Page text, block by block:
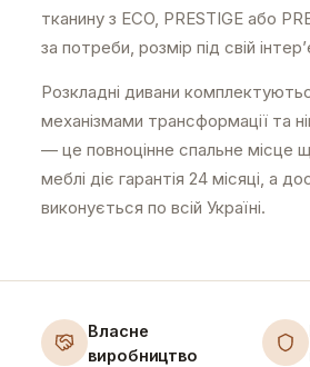
тканину з ECO, PRESTIGE або
за потреби, розмір під свій
Розкладні дивани
механізмами трансформації та
— це повноцінне спальне місце
меблі діє гарантія 24 місяці, а
виконується по всій Україні.
Власне
виробництво